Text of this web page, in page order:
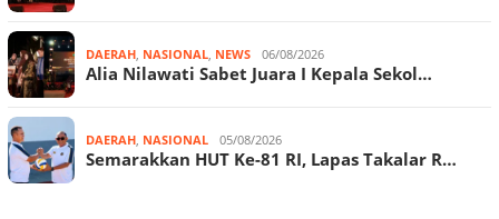
DAERAH NASIONAL NEWS 06/08/2026
Alia Nilawati Sabet Juara I Kepala Sekol…
DAERAH NASIONAL 05/08/2026
Semarakkan HUT Ke-81 RI, Lapas Takalar R…